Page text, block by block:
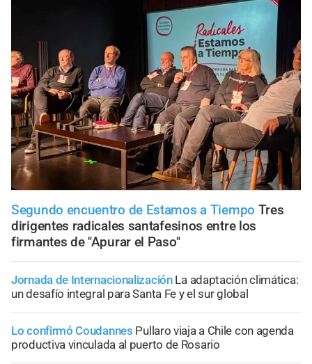
Segundo encuentro de Estamos a Tiempo Tres
dirigentes radicales santafesinos entre los
firmantes de "Apurar el Paso"
Jornada de Internacionalización La adaptación climática:
un desafío integral para Santa Fe y el sur global
Lo confirmó Coudannes Pullaro viaja a Chile con agenda
productiva vinculada al puerto de Rosario